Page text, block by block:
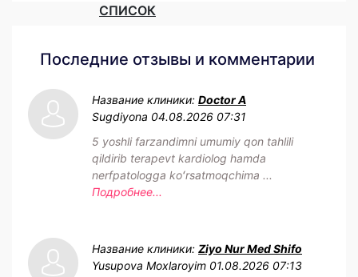
СПИСОК
Последние отзывы и комментарии
Название клиники: Doctor A
Sugdiyona 04.08.2026 07:31
5 yoshli farzandimni umumiy qon tahlili
qildirib terapevt kardiolog hamda
nerfpatologga koʻrsatmoqchima ...
Подробнее...
Название клиники: Ziyo Nur Med Shifo
Yusupova Moxlaroyim 01.08.2026 07:13